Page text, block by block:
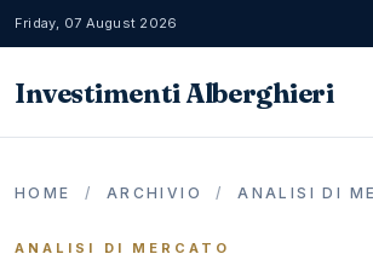
Friday, 07 August 2026
Investimenti Alberghieri
HOME / ARCHIVIO / ANALISI DI
ANALISI DI MERCATO